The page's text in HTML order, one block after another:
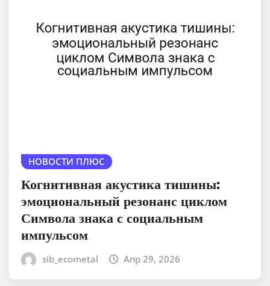
НОВОСТИ ПЛЮС
Когнитивная акустика тишины:
эмоциональный резонанс циклом
Символа знака с социальным
импульсом
sib_ecometal Апр 29, 2026